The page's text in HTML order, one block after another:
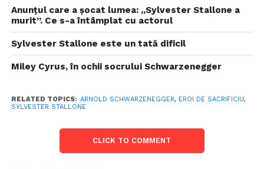
Anunțul care a șocat lumea: „Sylvester Stallone a
murit”. Ce s-a întâmplat cu actorul
Sylvester Stallone este un tată dificil
Miley Cyrus, în ochii socrului Schwarzenegger
RELATED TOPICS: ARNOLD SCHWARZENEGGER, EROI DE SACRIFICIU,
SYLVESTER STALLONE
CLICK TO COMMENT